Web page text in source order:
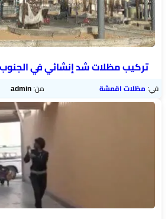
تركيب مظلات شد إنشائي في
في:مظلات اقمشة من:admin